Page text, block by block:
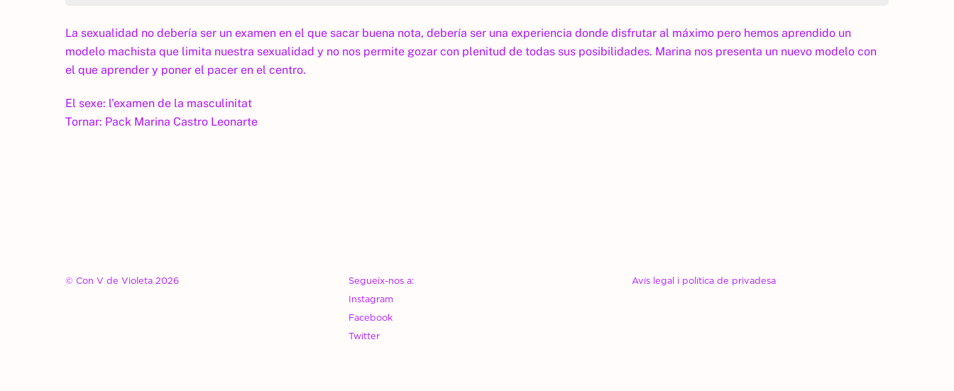
La sexualidad no debería ser un examen en el que sacar buena nota, debería ser una experiencia donde disfrutar al máximo pero hemos aprendido un
modelo machista que limita nuestra sexualidad y no nos permite gozar con plenitud de todas sus posibilidades. Marina nos presenta un nuevo modelo con
el que aprender y poner el pacer en el centro.
El sexe: l’examen de la masculinitat
Tornar: Pack Marina Castro Leonarte
© Con V de Violeta 2026
Segueix-nos a:
Instagram
Facebook
Twitter
Avís legal i política de privadesa